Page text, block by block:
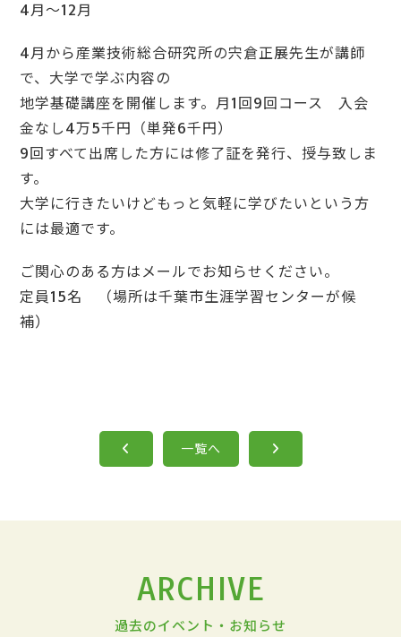
4月～12月
4月から産業技術総合研究所の宍倉正展先生が講師
で、大学で学ぶ内容の
地学基礎講座を開催します。月1回9回コース 入会
金なし4万5千円（単発6千円）
9回すべて出席した方には修了証を発行、授与致しま
す。
大学に行きたいけどもっと気軽に学びたいという方
には最適です。
ご関心のある方はメールでお知らせください。
定員15名 （場所は千葉市生涯学習センターが候
補）
一覧へ
ARCHIVE
過去のイベント・お知らせ